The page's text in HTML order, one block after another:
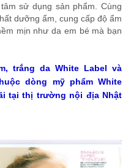
sử dụng sản phẩm. Cùng
dưỡng ẩm, cung cấp độ ẩm
mịn như da em bé mà bạn
trắng da White Label và
dòng mỹ phẩm White
tại thị trường nội địa Nhật